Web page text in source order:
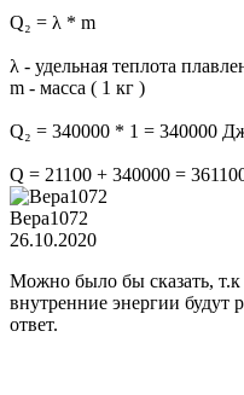
Q₂ = λ * m
λ - удельная теплота
m - масса ( 1 кг )
Q₂ = 340000 * 1 = 340000
Q = 21100 + 340000 =
Вера1072
26.10.2020
Можно было бы сказать,
внутренние энергии будут
ответ.